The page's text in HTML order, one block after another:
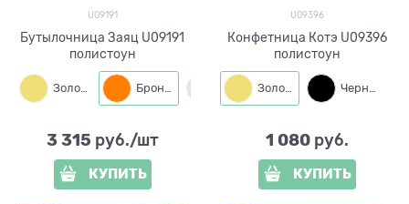
U09191
Бутылочница Заяц U09191
полистоун
Золото Бронза
3 315 руб./шт
КУПИТЬ
U09396
Конфетница Котэ U09396
полистоун
Золото Черный
1 080 руб.
КУПИТЬ